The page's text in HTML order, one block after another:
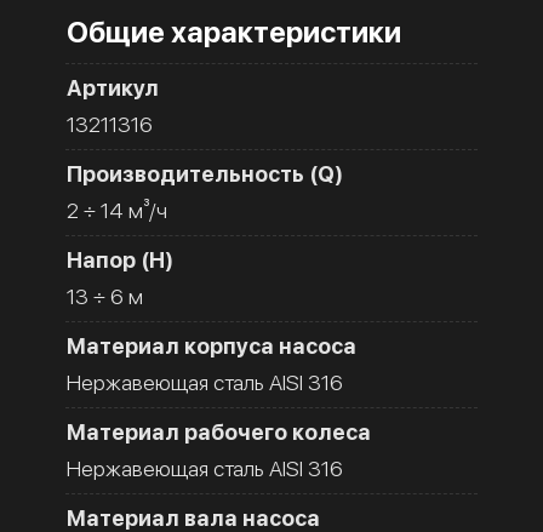
Общие характеристики
Артикул
13211316
Производительность (Q)
2 ÷ 14 м³/ч
Напор (H)
13 ÷ 6 м
Материал корпуса насоса
Нержавеющая сталь AISI 316
Материал рабочего колеса
Нержавеющая сталь AISI 316
Материал вала насоса